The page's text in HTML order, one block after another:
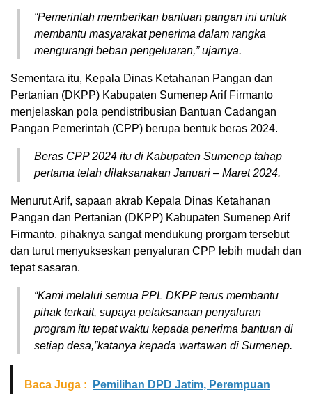
“Pemerintah memberikan bantuan pangan ini untuk
membantu masyarakat penerima dalam rangka
mengurangi beban pengeluaran,” ujarnya.
Sementara itu, Kepala Dinas Ketahanan Pangan dan
Pertanian (DKPP) Kabupaten Sumenep Arif Firmanto
menjelaskan pola pendistribusian Bantuan Cadangan
Pangan Pemerintah (CPP) berupa bentuk beras 2024.
Beras CPP 2024 itu di Kabupaten Sumenep tahap
pertama telah dilaksanakan Januari – Maret 2024.
Menurut Arif, sapaan akrab Kepala Dinas Ketahanan
Pangan dan Pertanian (DKPP) Kabupaten Sumenep Arif
Firmanto, pihaknya sangat mendukung prorgam tersebut
dan turut menyukseskan penyaluran CPP lebih mudah dan
tepat sasaran.
“Kami melalui semua PPL DKPP terus membantu
pihak terkait, supaya pelaksanaan penyaluran
program itu tepat waktu kepada penerima bantuan di
setiap desa,”katanya kepada wartawan di Sumenep.
Baca Juga :
Pemilihan DPD Jatim, Perempuan